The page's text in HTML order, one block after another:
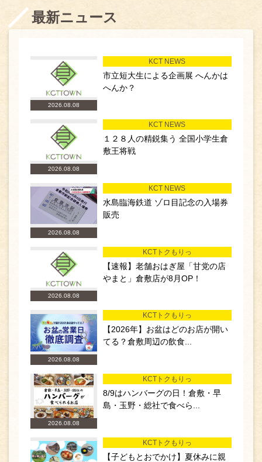
最新ニュース
2026.08.08
KCT NEWS
市立短大生による企画展 へんかは
へんか？
2026.08.08
KCT NEWS
１２８人の精鋭集う 全国小学生倉
敷王将戦
2026.08.08
KCT NEWS
水島臨海鉄道 ゾロ目記念の入場券
販売
2026.08.08
KCTトクもりっ
【速報】老舗おはぎ屋「甘党の店
やまと」倉敷店が8月OP！
2026.08.08
KCTトクもりっ
【2026年】お盆はどのお店が開い
てる？倉敷周辺の飲食...
2026.08.08
KCTトクもりっ
8/9はハンバーグの日！倉敷・早
島・玉野・総社で食べら...
KCTトクもりっ
【子どもとおでかけ】夏休みに親